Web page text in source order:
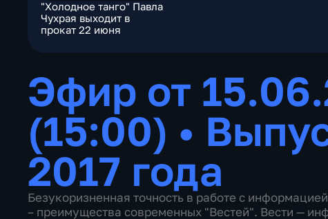
"Холодное танго" Павла
Чухрая выходит в
прокат 22 июня
Эфир от
(15:00) •
2017 года
Безукоризненная точность в работе с
– преимущества современных "Вестей". Вести —